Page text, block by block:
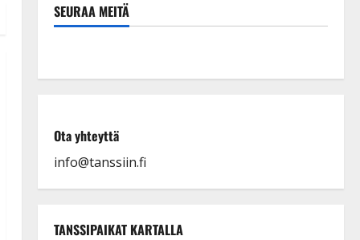
SEURAA MEITÄ
Ota yhteyttä
info@tanssiin.fi
TANSSIPAIKAT KARTALLA